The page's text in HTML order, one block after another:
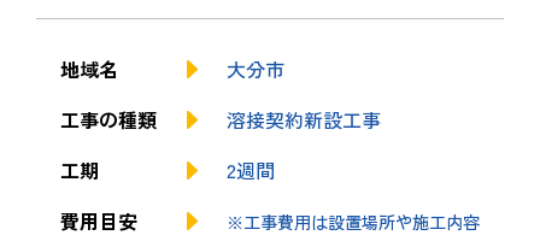
地域名
大分市
工事の種類
溶接契約新設工事
工期
2週間
費用目安
※工事費用は設置場所や施工内容